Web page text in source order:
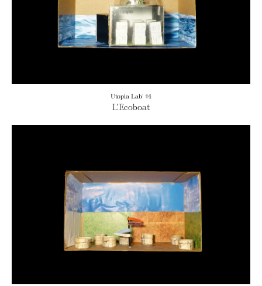
Utopia Lab' #4
L’Ecoboat